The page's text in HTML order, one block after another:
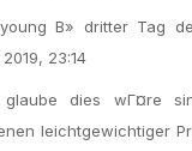
В» dritter Tag
23:14
glaube dies wГ¤re
leichtgewichtiger